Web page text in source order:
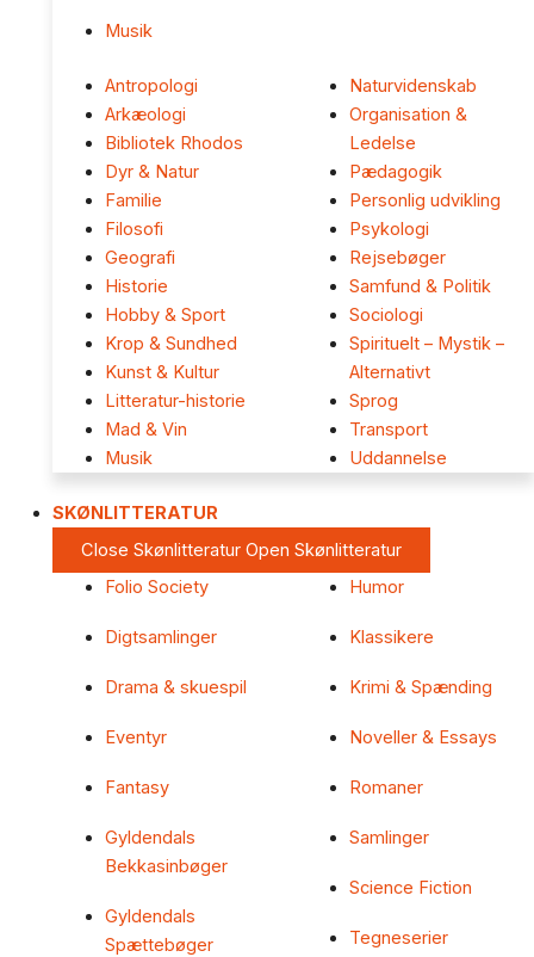
Musik
Antropologi
Arkæologi
Bibliotek Rhodos
Dyr & Natur
Familie
Filosofi
Geografi
Historie
Hobby & Sport
Krop & Sundhed
Kunst & Kultur
Litteratur-historie
Mad & Vin
Musik
Naturvidenskab
Organisation &
Ledelse
Pædagogik
Personlig udvikling
Psykologi
Rejsebøger
Samfund & Politik
Sociologi
Spirituelt – Mystik –
Alternativt
Sprog
Transport
Uddannelse
SKØNLITTERATUR
Close Skønlitteratur Open Skønlitteratur
Folio Society
Digtsamlinger
Drama & skuespil
Eventyr
Fantasy
Gyldendals
Bekkasinbøger
Gyldendals
Spættebøger
Humor
Klassikere
Krimi & Spænding
Noveller & Essays
Romaner
Samlinger
Science Fiction
Tegneserier